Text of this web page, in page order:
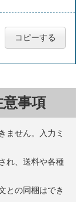
コピーする
事項
ません。入力ミ
れ、送料や各種
との同梱はでき